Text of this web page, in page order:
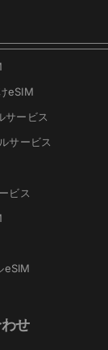
eSIM
サービス
サービス
ビス
eSIM
せ